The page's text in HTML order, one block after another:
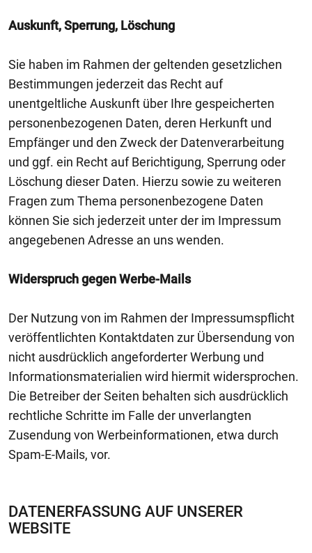
Auskunft, Sperrung, Löschung
Sie haben im Rahmen der geltenden gesetzlichen
Bestimmungen jederzeit das Recht auf
unentgeltliche Auskunft über Ihre gespeicherten
personenbezogenen Daten, deren Herkunft und
Empfänger und den Zweck der Datenverarbeitung
und ggf. ein Recht auf Berichtigung, Sperrung oder
Löschung dieser Daten. Hierzu sowie zu weiteren
Fragen zum Thema personenbezogene Daten
können Sie sich jederzeit unter der im Impressum
angegebenen Adresse an uns wenden.
Widerspruch gegen Werbe-Mails
Der Nutzung von im Rahmen der Impressumspflicht
veröffentlichten Kontaktdaten zur Übersendung von
nicht ausdrücklich angeforderter Werbung und
Informationsmaterialien wird hiermit widersprochen.
Die Betreiber der Seiten behalten sich ausdrücklich
rechtliche Schritte im Falle der unverlangten
Zusendung von Werbeinformationen, etwa durch
Spam-E-Mails, vor.
DATENERFASSUNG AUF UNSERER
WEBSITE